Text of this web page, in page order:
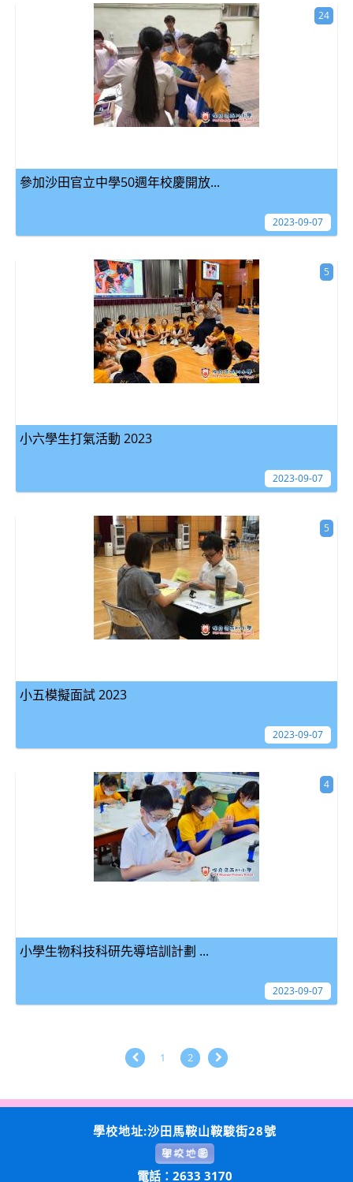
參加沙田官立中學50週年校慶開放...
24
2023-09-07
小六學生打氣活動 2023
5
2023-09-07
小五模擬面試 2023
5
2023-09-07
小學生物科技科研先導培訓計劃 ...
4
2023-09-07
1 2
學校地址:沙田馬鞍山鞍駿街28號
電話：2633 3170